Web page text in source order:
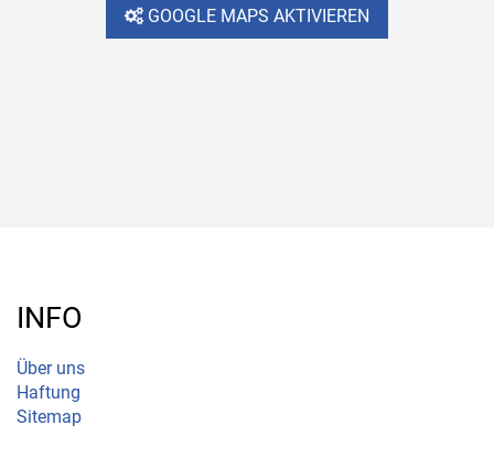
GOOGLE MAPS AKTIVIEREN
INFO
Über uns
Haftung
Sitemap